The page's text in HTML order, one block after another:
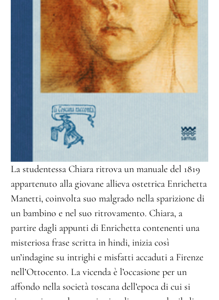
La studentessa Chiara ritrova un manuale del 1819
appartenuto alla giovane allieva ostetrica Enrichetta
Manetti, coinvolta suo malgrado nella sparizione di
un bambino e nel suo ritrovamento. Chiara, a
partire dagli appunti di Enrichetta contenenti una
misteriosa frase scritta in hindi, inizia così
un’indagine su intrighi e misfatti accaduti a Firenze
nell’Ottocento. La vicenda è l’occasione per un
affondo nella società toscana dell’epoca di cui si